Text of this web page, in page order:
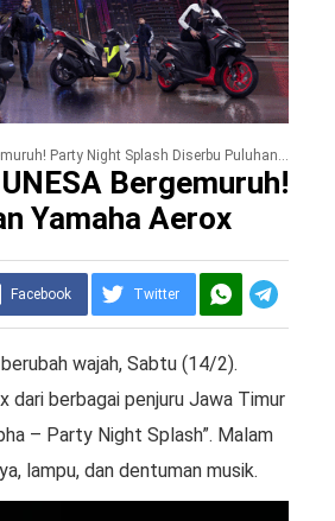
Night Splash Diserbu Puluhan Yamaha Aerox
Bergemuruh!
Yamaha Aerox
Facebook Twitter
wajah, Sabtu (14/2).
dari berbagai penjuru Jawa Timur
– Party Night Splash”. Malam
lampu, dan dentuman musik.